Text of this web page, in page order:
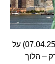
חברת התעופה הישראלית 'ארקיע' מודיעה היום (07.04.25) על
– הלוך